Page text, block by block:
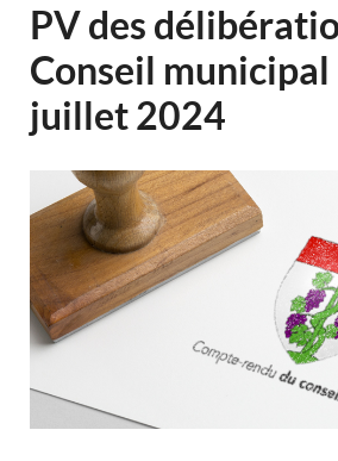
PV des
Conseil municipal
juillet 2024